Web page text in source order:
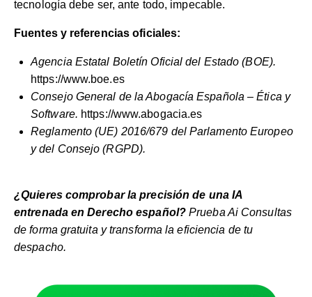
tecnología debe ser, ante todo, impecable.
Fuentes y referencias oficiales:
Agencia Estatal Boletín Oficial del Estado (BOE).
https://www.boe.es
Consejo General de la Abogacía Española – Ética y
Software. https://www.abogacia.es
Reglamento (UE) 2016/679 del Parlamento Europeo
y del Consejo (RGPD).
¿Quieres comprobar la precisión de una IA
entrenada en Derecho español?Prueba Ai Consultas
de forma gratuita y transforma la eficiencia de tu
despacho.